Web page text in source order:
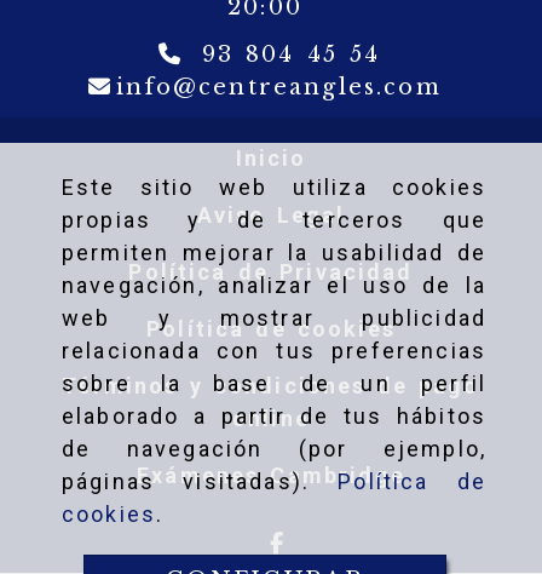
Este sitio web utiliza cookies
propias y de terceros que
permiten mejorar la usabilidad de
navegación, analizar el uso de la
web y mostrar publicidad
relacionada con tus preferencias
sobre la base de un perfil
elaborado a partir de tus hábitos
de navegación (por ejemplo,
páginas visitadas).Política de
cookies.
20:00
93 804 45 54
info
centreangles.com
Inicio
Aviso Legal
Política de Privacidad
Política de cookies
Términos y condiciones de pago
online
Exámenes Cambridge